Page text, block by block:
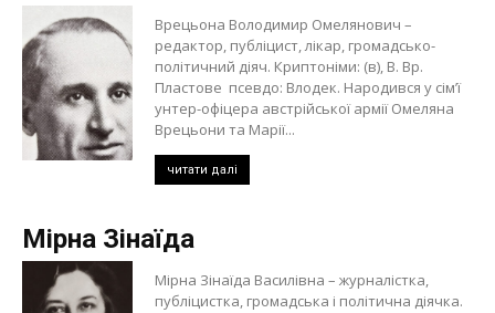
Врецьона Володимир Омелянович –
редактор, публіцист, лікар, громадсько-
політичний діяч. Криптоніми: (в), В. Вр.
Пластове псевдо: Влодек. Народився у сім’ї
унтер-офіцера австрійської армії Омеляна
Врецьони та Марії...
читати далі
Мірна Зінаїда
Мірна Зінаїда Василівна – журналістка,
публіцистка, громадська і політична діячка.